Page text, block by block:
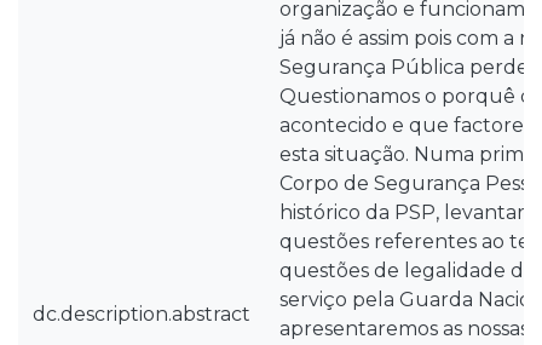
dc.description.abstract
organização e
já não é assim pois com a
Segurança Pública
Questionamos o porquê
acontecido e que factores
esta situação. Numa
Corpo de Segurança
histórico da PSP,
questões referentes ao
questões de legalidade da
serviço pela Guarda
apresentaremos as nossas